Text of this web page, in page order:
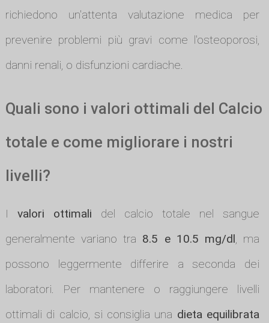
richiedono un'attenta valutazione medica per
prevenire problemi più gravi come l'osteoporosi,
danni renali, o disfunzioni cardiache.
Quali sono i valori ottimali del Calcio
totale e come migliorare i nostri
livelli?
I valori ottimali del calcio totale nel sangue
generalmente variano tra 8.5 e 10.5 mg/dl, ma
possono leggermente differire a seconda dei
laboratori. Per mantenere o raggiungere livelli
ottimali di calcio, si consiglia una dieta equilibrata